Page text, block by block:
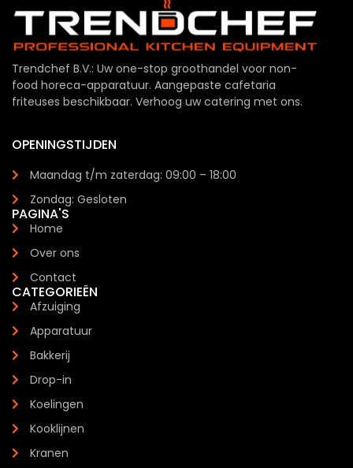
Trendchef B.V.: Uw one-stop groothandel voor non-
food horeca-apparatuur. Aangepaste cafetaria
friteuses beschikbaar. Verhoog uw catering met ons.
OPENINGSTIJDEN
Maandag t/m zaterdag: 09:00 – 18:00
Zondag: Gesloten
PAGINA'S
Home
Over ons
Contact
CATEGORIEËN
Afzuiging
Apparatuur
Bakkerij
Drop-in
Koelingen
Kooklijnen
Kranen